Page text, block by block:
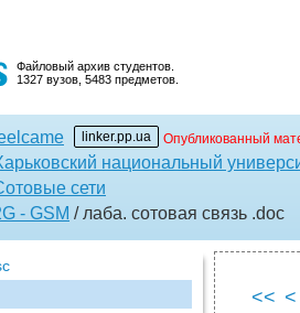
Файловый архив студентов.
1327 вузов, 5483 предметов.
linker.pp.ua Опубликованный
национальный
сети
- GSM / лаба. сотовая связь .doc
<<